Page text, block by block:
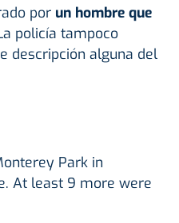
por un hombre que
policía tampoco
descripción alguna del
Park in
At least 9 more were